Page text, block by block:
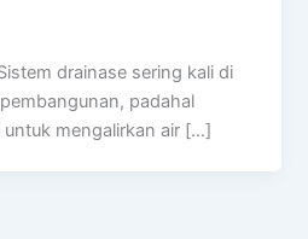
drainase sering kali di
padahal
mengalirkan air […]